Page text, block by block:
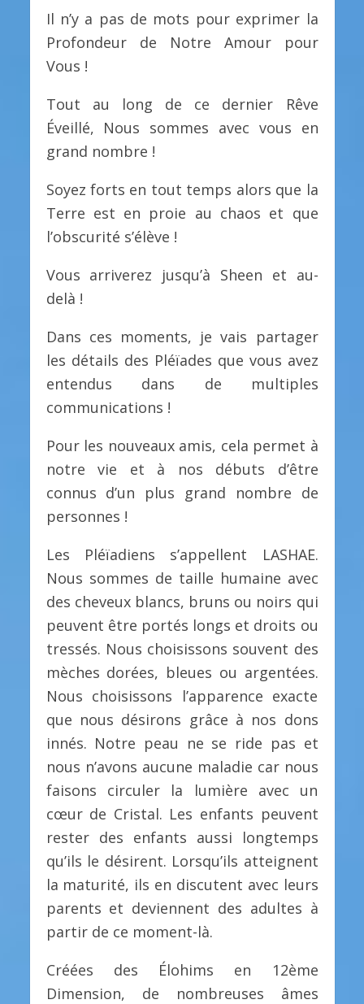
Il n’y a pas de mots pour exprimer la
Profondeur de Notre Amour pour
Vous !
Tout au long de ce dernier Rêve
Éveillé, Nous sommes avec vous en
grand nombre !
Soyez forts en tout temps alors que la
Terre est en proie au chaos et que
l’obscurité s’élève !
Vous arriverez jusqu’à Sheen et au-
delà !
Dans ces moments, je vais partager
les détails des Pléïades que vous avez
entendus dans de multiples
communications !
Pour les nouveaux amis, cela permet à
notre vie et à nos débuts d’être
connus d’un plus grand nombre de
personnes !
Les Pléïadiens s’appellent LASHAE.
Nous sommes de taille humaine avec
des cheveux blancs, bruns ou noirs qui
peuvent être portés longs et droits ou
tressés. Nous choisissons souvent des
mèches dorées, bleues ou argentées.
Nous choisissons l’apparence exacte
que nous désirons grâce à nos dons
innés. Notre peau ne se ride pas et
nous n’avons aucune maladie car nous
faisons circuler la lumière avec un
cœur de Cristal. Les enfants peuvent
rester des enfants aussi longtemps
qu’ils le désirent. Lorsqu’ils atteignent
la maturité, ils en discutent avec leurs
parents et deviennent des adultes à
partir de ce moment-là.
Créées des Élohims en 12ème
Dimension, de nombreuses âmes